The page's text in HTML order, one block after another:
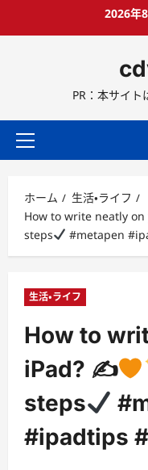
ス
ッ
2026年
PR：本サイト
メ
メ
ニ
ュ
ー
ホーム
生活・ライフ
How to write neatly
steps
#metapen
生活・ライフ
How to
iPad? ✍
steps
#ipadtips